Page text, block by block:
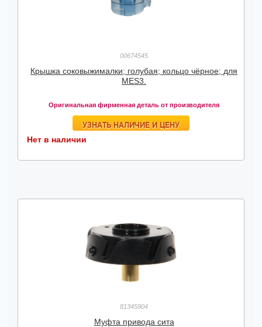
00674545
Крышка соковыжималки; голубая; кольцо чёрное; для
MES3.
Оригинальная фирменная деталь от производителя
УЗНАТЬ НАЛИЧИЕ И ЦЕНУ
Нет в наличии
81345904
Муфта привода сита